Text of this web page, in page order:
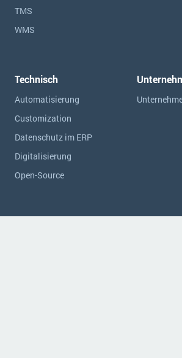
TMS
WMS
Technisch
Automatisierung
Customization
Datenschutz im ERP
Digitalisierung
Open-Source